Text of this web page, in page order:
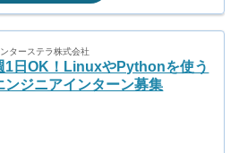
ターステラ株式会社
1日OK！LinuxやPythonを使う
ンジニアインターン募集